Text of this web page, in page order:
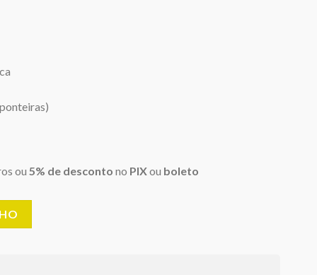
ou 5% de desconto no PIXou boleto